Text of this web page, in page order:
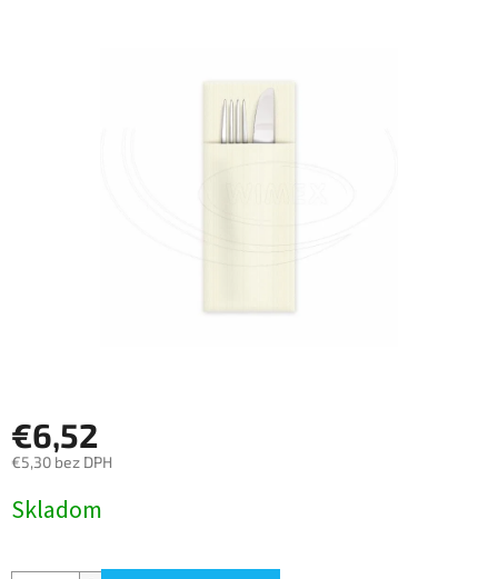
€6,52
€5,30 bez DPH
cena:
Skladom